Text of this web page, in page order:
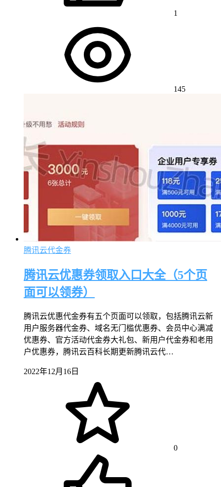
1
145
腾讯云代金券
腾讯云优惠券领取入口大全（5个页
面可以领券）
腾讯云优惠代金券有五个页面可以领取，包括腾讯云新
用户服务器代金券、域名无门槛优惠券、会员中心满减
优惠券、官方活动代金券大礼包、新用户代金券和老用
户优惠券，腾讯云百科长期更新腾讯云代…
2022年12月16日
0